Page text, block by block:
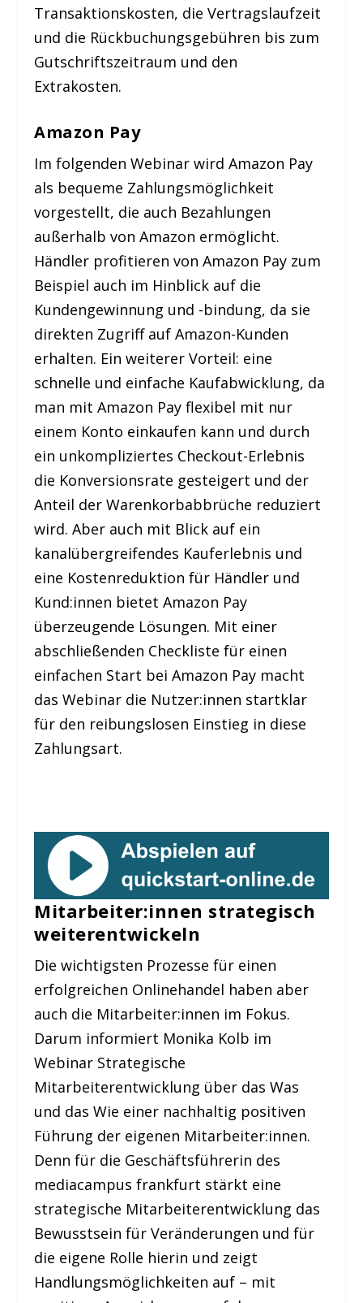
Transaktionskosten, die Vertragslaufzeit
und die Rückbuchungsgebühren bis zum
Gutschriftszeitraum und den
Extrakosten.
Amazon Pay
Im folgenden Webinar wird Amazon Pay
als bequeme Zahlungsmöglichkeit
vorgestellt, die auch Bezahlungen
außerhalb von Amazon ermöglicht.
Händler profitieren von Amazon Pay zum
Beispiel auch im Hinblick auf die
Kundengewinnung und -bindung, da sie
direkten Zugriff auf Amazon-Kunden
erhalten. Ein weiterer Vorteil: eine
schnelle und einfache Kaufabwicklung, da
man mit Amazon Pay flexibel mit nur
einem Konto einkaufen kann und durch
ein unkompliziertes Checkout-Erlebnis
die Konversionsrate gesteigert und der
Anteil der Warenkorbabbrüche reduziert
wird. Aber auch mit Blick auf ein
kanalübergreifendes Kauferlebnis und
eine Kostenreduktion für Händler und
Kund:innen bietet Amazon Pay
überzeugende Lösungen. Mit einer
abschließenden Checkliste für einen
einfachen Start bei Amazon Pay macht
das Webinar die Nutzer:innen startklar
für den reibungslosen Einstieg in diese
Zahlungsart.
Mitarbeiter:innen strategisch
weiterentwickeln
Die wichtigsten Prozesse für einen
erfolgreichen Onlinehandel haben aber
auch die Mitarbeiter:innen im Fokus.
Darum informiert Monika Kolb im
Webinar Strategische
Mitarbeiterentwicklung über das Was
und das Wie einer nachhaltig positiven
Führung der eigenen Mitarbeiter:innen.
Denn für die Geschäftsführerin des
mediacampus frankfurt stärkt eine
strategische Mitarbeiterentwicklung das
Bewusstsein für Veränderungen und für
die eigene Rolle hierin und zeigt
Handlungsmöglichkeiten auf – mit